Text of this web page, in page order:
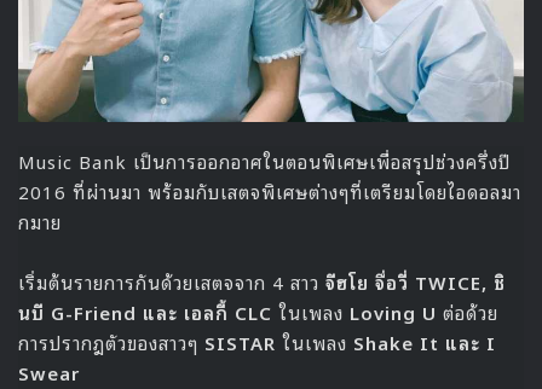
Music Bank เป็นการออกอาศในตอนพิเศษเพื่อสรุปช่วงครึ่งปี
2016 ที่ผ่านมา พร้อมกับเสตจพิเศษต่างๆที่เตรียมโดยไอดอลมา
กมาย
เริ่มต้นรายการกันด้วยเสตจจาก 4 สาว จีฮโย จื่อวี่ TWICE, ชิ
นบี G-Friend และ เอลกี้ CLC ในเพลง Loving U ต่อด้วย
การปรากฎตัวของสาวๆ SISTAR ในเพลง Shake It และ I
Swear